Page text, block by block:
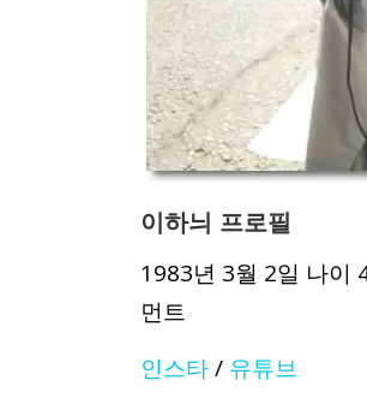
이하늬 프로필
1983년 3월 2일 나이
먼트
인스타/ 유튜브